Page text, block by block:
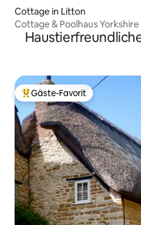
Cottage in Litton
Cottage & Poolhaus
Beliebter Gäste-Favorit.
Gäste-Favorit